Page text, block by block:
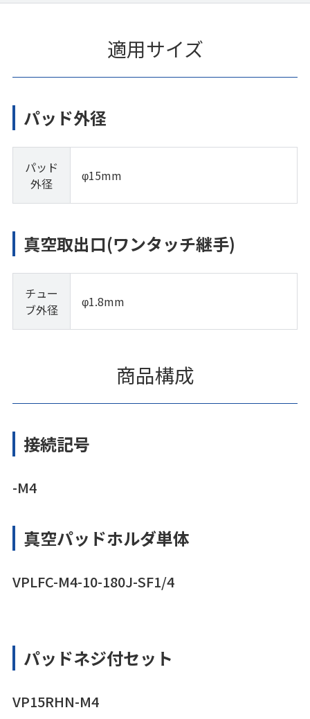
適用サイズ
パッド外径
パッド
外径
φ15mm
真空取出口(ワンタッチ継手)
チュー
ブ外径
φ1.8mm
商品構成
接続記号
-M4
真空パッドホルダ単体
VPLFC-M4-10-180J-SF1/4
パッドネジ付セット
VP15RHN-M4